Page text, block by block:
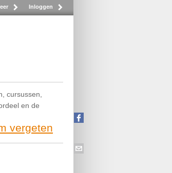
Inloggen
cursussen,
en de
vergeten